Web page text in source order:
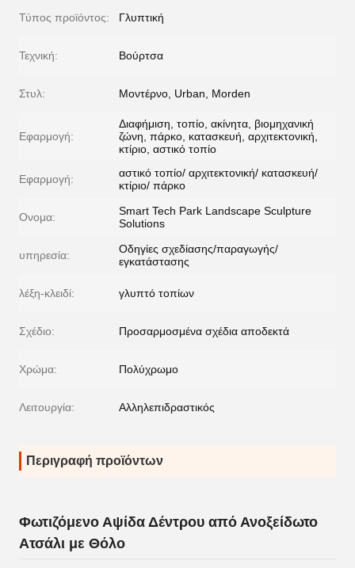
Τύπος προϊόντος: Γλυπτική
Τεχνική: Βούρτσα
Στυλ: Μοντέρνο, Urban, Morden
Εφαρμογή:
Διαφήμιση, τοπίο, ακίνητα, βιομηχανική
ζώνη, πάρκο, κατασκευή, αρχιτεκτονική,
κτίριο, αστικό τοπίο
Εφαρμογή:
αστικό τοπίο/ αρχιτεκτονική/ κατασκευή/
κτίριο/ πάρκο
Ονομα:
Smart Tech Park Landscape Sculpture
Solutions
υπηρεσία:
Οδηγίες σχεδίασης/παραγωγής/
εγκατάστασης
λέξη-κλειδί: γλυπτό τοπίων
Σχέδιο: Προσαρμοσμένα σχέδια αποδεκτά
Χρώμα: Πολύχρωμο
Λειτουργία: Αλληλεπιδραστικός
Περιγραφή προϊόντων
Φωτιζόμενο Αψίδα Δέντρου από Ανοξείδωτο
Ατσάλι με Θόλο